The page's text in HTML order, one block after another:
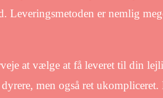
Leveringsmetoden er nemlig
at vælge at få leveret til din
men også ret